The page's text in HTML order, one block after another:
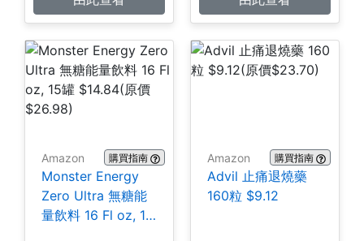
Amazon 購買指南
Monster Energy
Zero Ultra 無糖能
量飲料 16 Fl oz, 15
Amazon 購買指南
Advil 止痛退燒藥
160粒 $9.12